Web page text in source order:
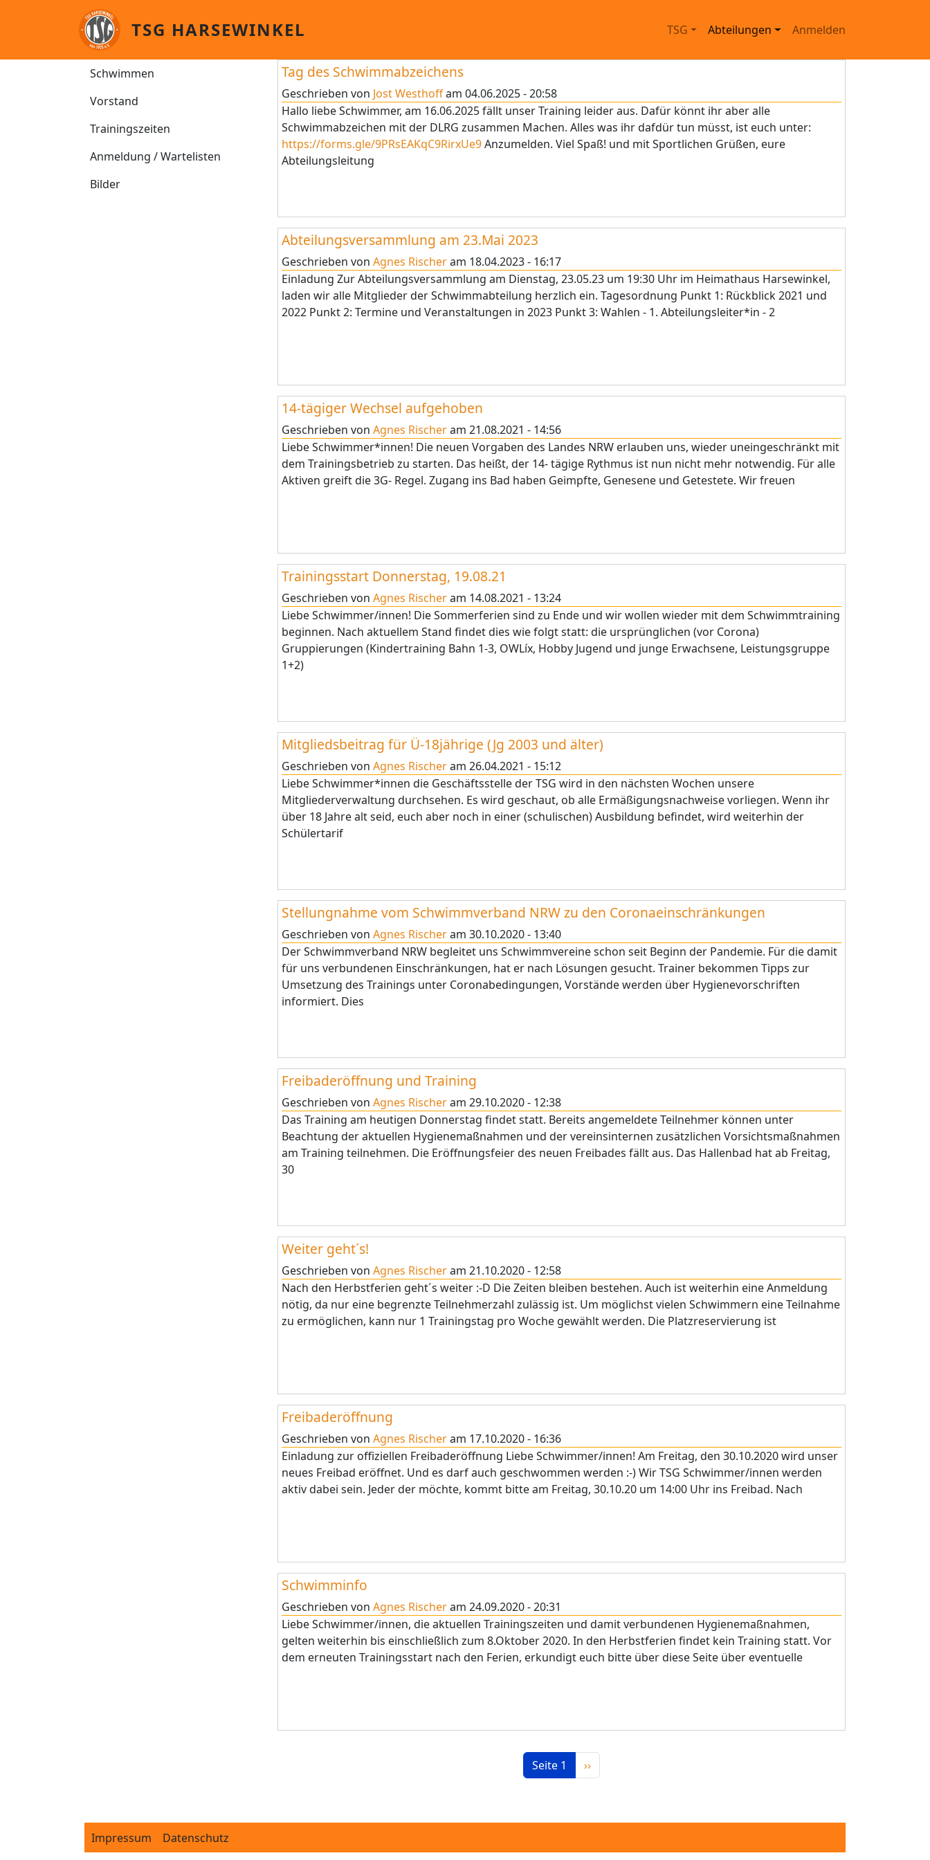
Direkt zum Inhalt
TSG HARSEWINKEL Main navigation
TSG Abteilungen User account menu
Anmelden
Schwimmen
Schwimmen
Vorstand
Trainingszeiten
Anmeldung / Wartelisten
Bilder
Tag des Schwimmabzeichens
Geschrieben von Jost Westhoffam 04.06.2025 - 20:58
Hallo liebe Schwimmer, am 16.06.2025 fällt unser Training leider aus. Dafür könnt ihr aber alle
Schwimmabzeichen mit der DLRG zusammen Machen. Alles was ihr dafdür tun müsst, ist euch unter:
https://forms.gle/9PRsEAKqC9RirxUe9Anzumelden. Viel Spaß! und mit Sportlichen Grüßen, eure
Abteilungsleitung
Abteilungsversammlung am 23.Mai 2023
Geschrieben von Agnes Rischeram 18.04.2023 - 16:17
Einladung Zur Abteilungsversammlung am Dienstag, 23.05.23 um 19:30 Uhr im Heimathaus Harsewinkel,
laden wir alle Mitglieder der Schwimmabteilung herzlich ein. Tagesordnung Punkt 1: Rückblick 2021 und
2022 Punkt 2: Termine und Veranstaltungen in 2023 Punkt 3: Wahlen - 1. Abteilungsleiter*in - 2
14-tägiger Wechsel aufgehoben
Geschrieben von Agnes Rischeram 21.08.2021 - 14:56
Liebe Schwimmer*innen! Die neuen Vorgaben des Landes NRW erlauben uns, wieder uneingeschränkt mit
dem Trainingsbetrieb zu starten. Das heißt, der 14- tägige Rythmus ist nun nicht mehr notwendig. Für alle
Aktiven greift die 3G- Regel. Zugang ins Bad haben Geimpfte, Genesene und Getestete. Wir freuen
Trainingsstart Donnerstag, 19.08.21
Geschrieben von Agnes Rischeram 14.08.2021 - 13:24
Liebe Schwimmer/innen! Die Sommerferien sind zu Ende und wir wollen wieder mit dem Schwimmtraining
beginnen. Nach aktuellem Stand findet dies wie folgt statt: die ursprünglichen (vor Corona)
Gruppierungen (Kindertraining Bahn 1-3, OWLíx, Hobby Jugend und junge Erwachsene, Leistungsgruppe
1+2)
Mitgliedsbeitrag für Ü-18jährige (Jg 2003 und älter)
Geschrieben von Agnes Rischeram 26.04.2021 - 15:12
Liebe Schwimmer*innen die Geschäftsstelle der TSG wird in den nächsten Wochen unsere
Mitgliederverwaltung durchsehen. Es wird geschaut, ob alle Ermäßigungsnachweise vorliegen. Wenn ihr
über 18 Jahre alt seid, euch aber noch in einer (schulischen) Ausbildung befindet, wird weiterhin der
Schülertarif
Stellungnahme vom Schwimmverband NRW zu den Coronaeinschränkungen
Geschrieben von Agnes Rischeram 30.10.2020 - 13:40
Der Schwimmverband NRW begleitet uns Schwimmvereine schon seit Beginn der Pandemie. Für die damit
für uns verbundenen Einschränkungen, hat er nach Lösungen gesucht. Trainer bekommen Tipps zur
Umsetzung des Trainings unter Coronabedingungen, Vorstände werden über Hygienevorschriften
informiert. Dies
Freibaderöffnung und Training
Geschrieben von Agnes Rischeram 29.10.2020 - 12:38
Das Training am heutigen Donnerstag findet statt. Bereits angemeldete Teilnehmer können unter
Beachtung der aktuellen Hygienemaßnahmen und der vereinsinternen zusätzlichen Vorsichtsmaßnahmen
am Training teilnehmen. Die Eröffnungsfeier des neuen Freibades fällt aus. Das Hallenbad hat ab Freitag,
30
Weiter geht´s!
Geschrieben von Agnes Rischeram 21.10.2020 - 12:58
Nach den Herbstferien geht´s weiter :-D Die Zeiten bleiben bestehen. Auch ist weiterhin eine Anmeldung
nötig, da nur eine begrenzte Teilnehmerzahl zulässig ist. Um möglichst vielen Schwimmern eine Teilnahme
zu ermöglichen, kann nur 1 Trainingstag pro Woche gewählt werden. Die Platzreservierung ist
Freibaderöffnung
Geschrieben von Agnes Rischeram 17.10.2020 - 16:36
Einladung zur offiziellen Freibaderöffnung Liebe Schwimmer/innen! Am Freitag, den 30.10.2020 wird unser
neues Freibad eröffnet. Und es darf auch geschwommen werden :-) Wir TSG Schwimmer/innen werden
aktiv dabei sein. Jeder der möchte, kommt bitte am Freitag, 30.10.20 um 14:00 Uhr ins Freibad. Nach
Schwimminfo
Geschrieben von Agnes Rischeram 24.09.2020 - 20:31
Liebe Schwimmer/innen, die aktuellen Trainingszeiten und damit verbundenen Hygienemaßnahmen,
gelten weiterhin bis einschließlich zum 8.Oktober 2020. In den Herbstferien findet kein Training statt. Vor
dem erneuten Trainingsstart nach den Ferien, erkundigt euch bitte über diese Seite über eventuelle
Seite 1 Nächste Seite
››
Footer
Impressum Datenschutz